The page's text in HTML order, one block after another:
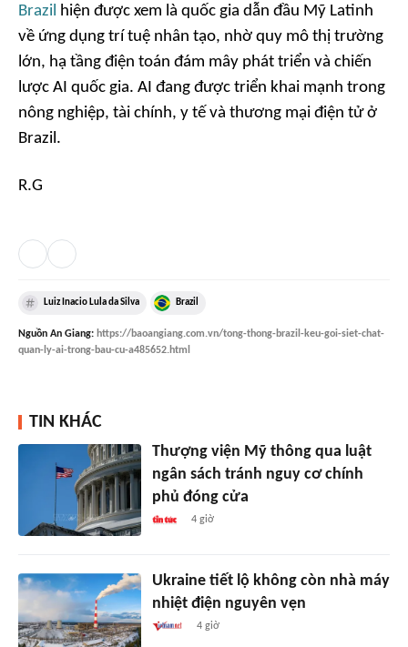
Brazil hiện được xem là quốc gia dẫn đầu Mỹ Latinh
về ứng dụng trí tuệ nhân tạo, nhờ quy mô thị trường
lớn, hạ tầng điện toán đám mây phát triển và chiến
lược AI quốc gia. AI đang được triển khai mạnh trong
nông nghiệp, tài chính, y tế và thương mại điện tử ở
Brazil.
R.G
Luiz Inacio Lula da Silva Brazil
Nguồn An Giang: https://baoangiang.com.vn/tong-thong-brazil-keu-goi-siet-chat-
quan-ly-ai-trong-bau-cu-a485652.html
TIN KHÁC
Thượng viện Mỹ thông qua luật
ngân sách tránh nguy cơ chính
phủ đóng cửa
4 giờ
Ukraine tiết lộ không còn nhà máy
nhiệt điện nguyên vẹn
4 giờ